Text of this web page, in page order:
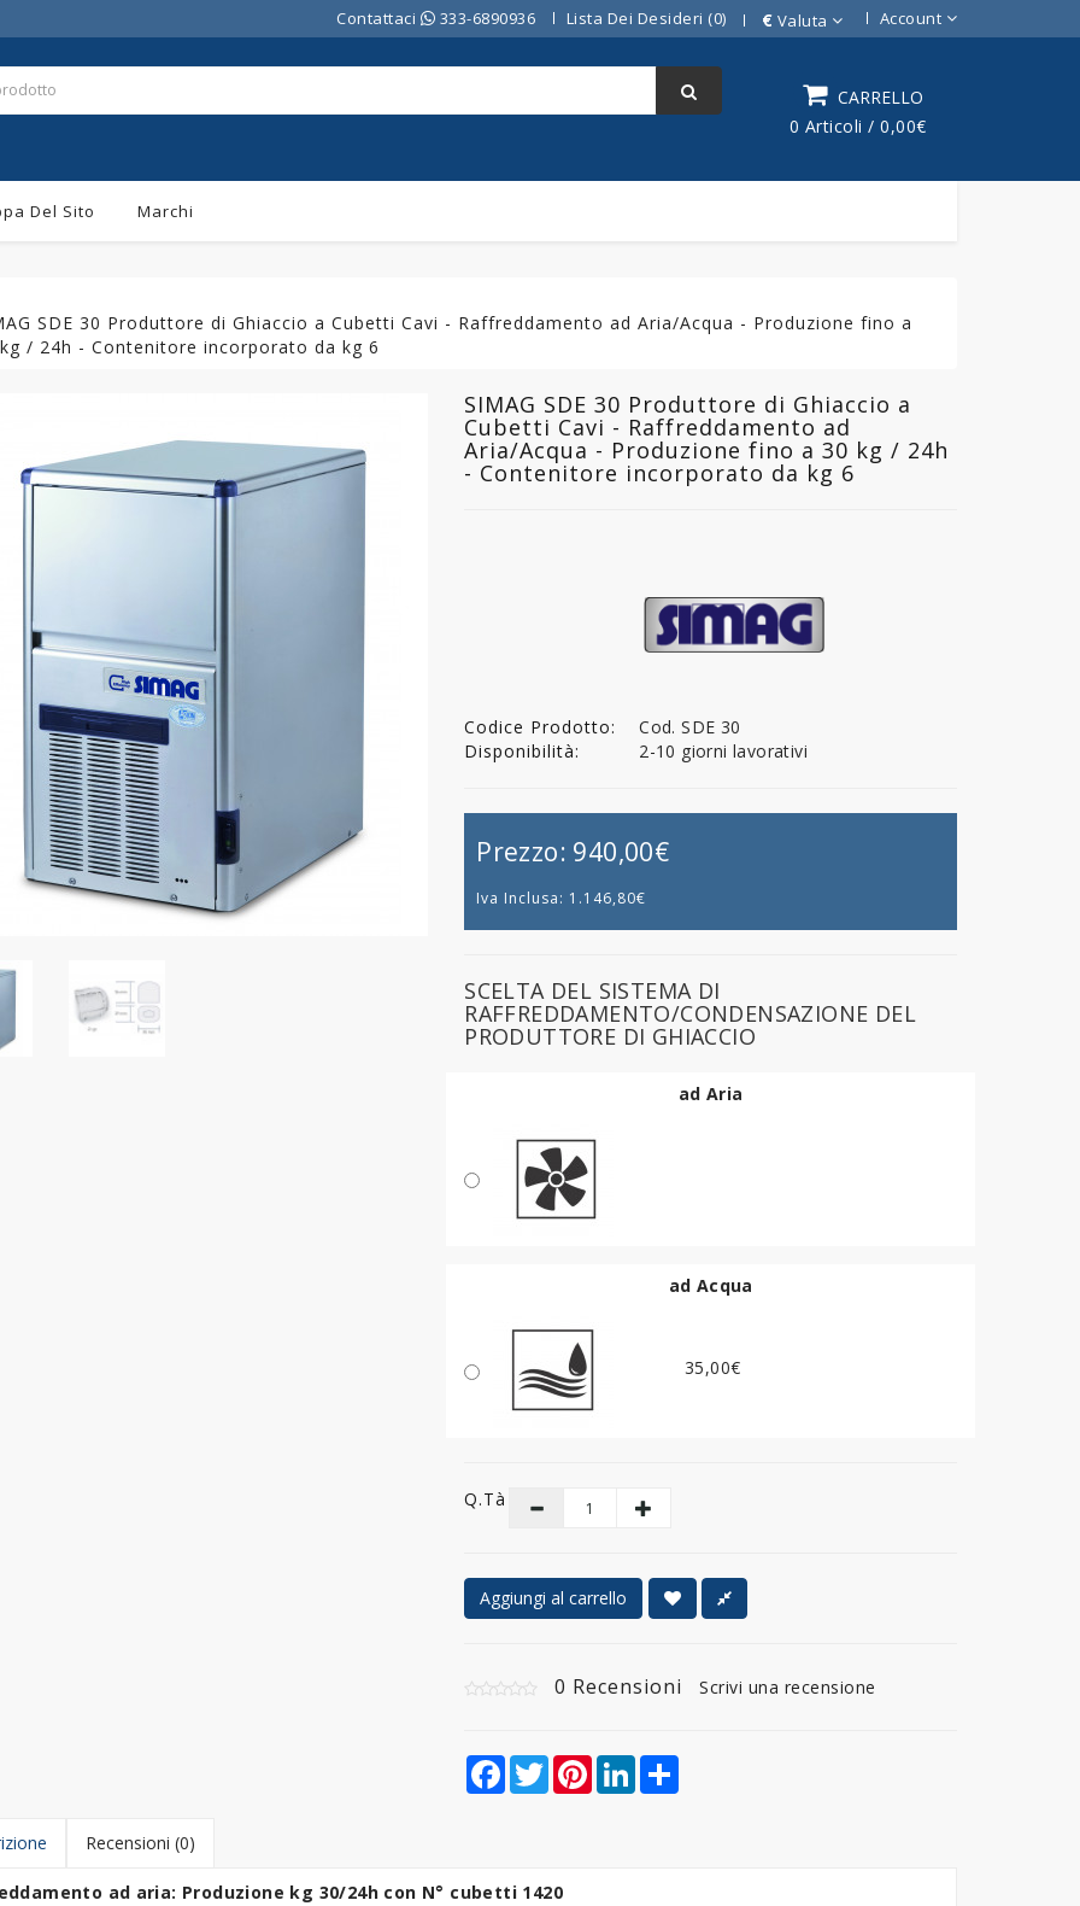
Contattaci 333-6890936 Lista Dei Desideri (0) € Valuta Account
CARRELLO
0 Articoli / 0,00€
Del Sito Marchi
SDE 30 Produttore di Ghiaccio a Cubetti Cavi - Raffreddamento ad Aria/Acqua - Produzione fino a
/ 24h - Contenitore incorporato da kg 6
SIMAG SDE 30 Produttore di Ghiaccio a
Cubetti Cavi - Raffreddamento ad
Aria/Acqua - Produzione fino a 30 kg / 24h
- Contenitore incorporato da kg 6
Codice Prodotto:
Cod. SDE 30
Disponibilità:
2-10 giorni lavorativi
Prezzo: 940,00€
Iva Inclusa: 1.146,80€
SCELTA DEL SISTEMA DI
RAFFREDDAMENTO/CONDENSAZIONE DEL
PRODUTTORE DI GHIACCIO
ad Aria
ad Acqua
35,00€
Q.tà
Aggiungi al carrello
0 Recensioni Scrivi una recensione
Facebook
TwitterPinterestLinkedIn
Recensioni (0)
ad aria: Produzione kg 30/24h con N° cubetti 1420